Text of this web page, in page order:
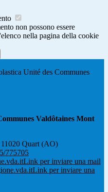
non possono essere
nella pagina della cookie
Unité des Communes
Valdôtaines Mont
Quart (AO)
775705
Link per inviare una mail
Link per inviare una